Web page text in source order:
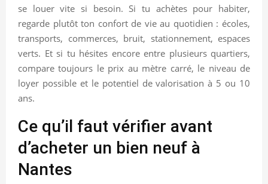
se louer vite si besoin. Si tu achètes pour habiter,
regarde plutôt ton confort de vie au quotidien : écoles,
transports, commerces, bruit, stationnement, espaces
verts. Et si tu hésites encore entre plusieurs quartiers,
compare toujours le prix au mètre carré, le niveau de
loyer possible et le potentiel de valorisation à 5 ou 10
ans.
Ce qu’il faut vérifier avant
d’acheter un bien neuf à
Nantes